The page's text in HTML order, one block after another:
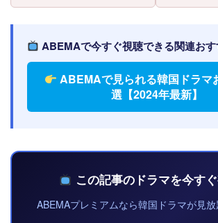
ABEMAで今すぐ視聴できる関連お
ABEMAで見られる韓国ドラマ
選【2024年最新】
この記事のドラマを今すぐ
ABEMAプレミアムなら韓国ドラマが見